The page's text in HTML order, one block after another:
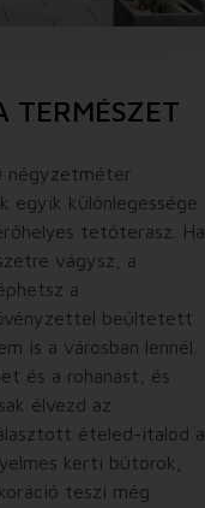
TERMÉSZET
négyzetméter
egyik különlegessége
tetőterasz. Ha
vágysz, a
a
beültetett
is a városban lennél.
és a rohanást, és
élvezd az
ételed-italod a
kerti bútorok,
teszi még